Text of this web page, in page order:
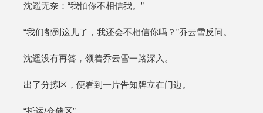
沈遥无奈：“我怕你不相信我。”
“我们都到这儿了，我还会不相信你吗？”乔云雪反问。
沈遥没有再答，领着乔云雪一路深入。
出了分拣区，便看到一片告知牌立在门边。
“托运/仓储区”。